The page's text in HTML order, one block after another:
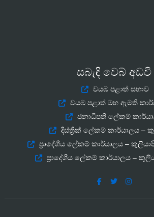
සබැඳි වෙබ් අඩවි
වයඹ පළාත් සභාව
වයඹ පළාත් මහ ඇමති
ජනාධිපති ලේකම්
දිස්ත්‍රික් ලේකම් කාර්යාලය –
ප්‍රාදේශීය ලේකම් කාර්යාලය –
ප්‍රාදේශීය ලේකම් කාර්යාලය –